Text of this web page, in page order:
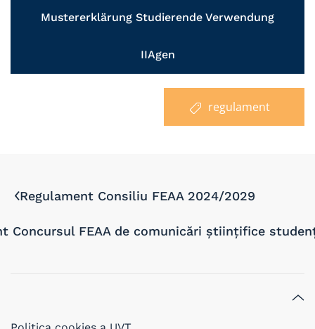
Mustererklärung Studierende Verwendung
IIAgen
regulament
Regulament Consiliu FEAA 2024/2029
Concursul FEAA de comunicări ştiinţifice